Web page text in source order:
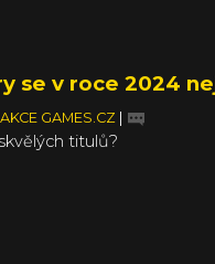
se v roce 2024
GAMES.CZ
titulů?